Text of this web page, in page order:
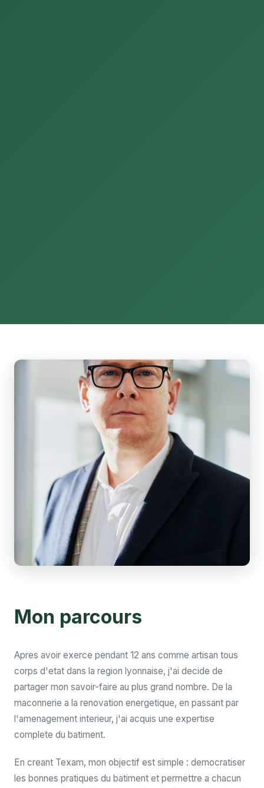
Mon parcours
Apres avoir exerce pendant 12 ans comme artisan tous
corps d'etat dans la region lyonnaise, j'ai decide de
partager mon savoir-faire au plus grand nombre. De la
maconnerie a la renovation energetique, en passant par
l'amenagement interieur, j'ai acquis une expertise
complete du batiment.
En creant Texam, mon objectif est simple : democratiser
les bonnes pratiques du batiment et permettre a chacun